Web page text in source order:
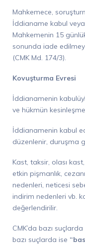
Mahkemece,
İddianame kabul
Mahkemenin 15
sonunda iade
(CMK Md. 174/3).
Kovuşturma Evresi
İddianamenin
ve hükmün
İddianamenin kabul
düzenlenir, duruşma
Kast, taksir, olası
etkin pişmanlık,
nedenleri, neticesi
indirim nedenleri vb.
değerlendirilir.
CMK’da bazı suçlarda
bazı suçlarda ise